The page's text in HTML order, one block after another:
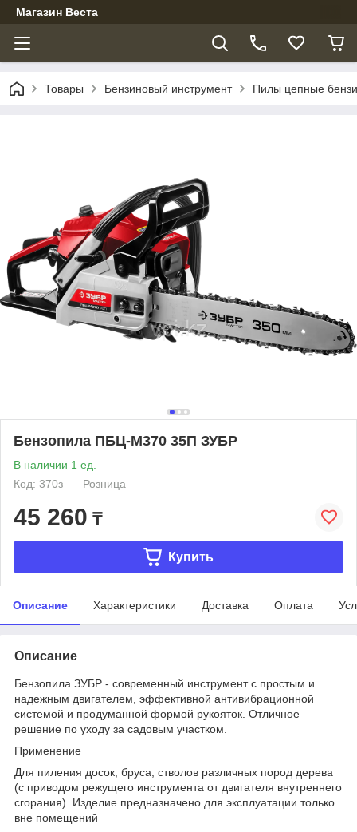
Магазин Веста
Товары Бензиновый инструмент Пилы цепные
Бензопила ПБЦ-М370 35П ЗУБР
В наличии 1 ед.
Код: 370з
Розница
45 260 ₸
Купить
Описание Характеристики Доставка Оплата
Описание
Бензопила ЗУБР - современный инструмент с простым и
надежным двигателем, эффективной антивибрационной
системой и продуманной формой рукояток. Отличное
решение по уходу за садовым участком.
Применение
Для пиления досок, бруса, стволов различных пород дерева
(с приводом режущего инструмента от двигателя внутреннего
сгорания). Изделие предназначено для эксплуатации только
вне помещений